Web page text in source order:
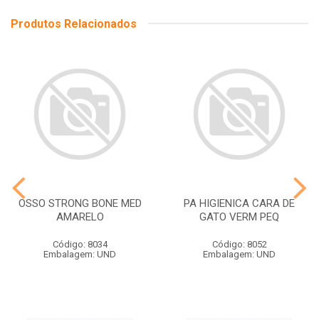
Produtos Relacionados
OSSO STRONG BONE MED
AMARELO
Código: 8034
Embalagem: UND
PA HIGIENICA CARA DE
GATO VERM PEQ
Código: 8052
Embalagem: UND